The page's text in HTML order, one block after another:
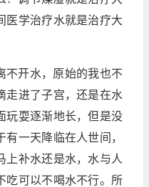
医学治疗水就是治疗大
不开水，原始的我也不
走进了子宫，还是在水
玩耍逐渐地长，但是没
一天降临在人世间，
上补水还是水，水与人
吃可以不喝水不行。所